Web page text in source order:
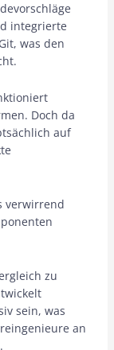
integrierte
was den
Doch da
auf
verwirrend
zu
sein, was
an